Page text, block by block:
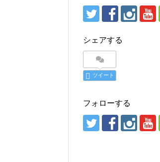
シェアする
ツイート
フォローする